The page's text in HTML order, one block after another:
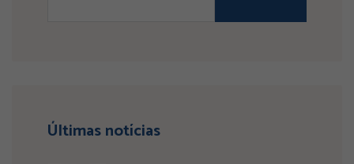
Últimas notícias